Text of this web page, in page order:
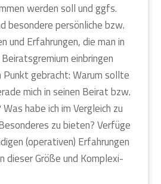
wer­den soll und ggfs.
beson­de­re per­sön­li­che bzw.
und Erfah­run­gen, die man in
ein­brin­gen
Punkt gebracht: War­um soll­te
mich in sei­nen Bei­rat bzw.
habe ich im Ver­gleich zu
zu bie­ten? Ver­fü­ge
(ope­ra­ti­ven) Erfah­run­gen
die­ser Grö­ße und Kom­ple­xi­